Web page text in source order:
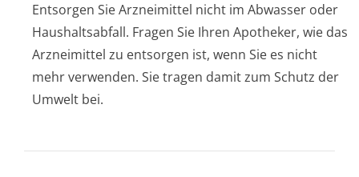
Entsorgen Sie Arzneimittel nicht im Abwasser oder
Haushaltsabfall. Fragen Sie Ihren Apotheker, wie das
Arzneimittel zu entsorgen ist, wenn Sie es nicht
mehr verwenden. Sie tragen damit zum Schutz der
Umwelt bei.